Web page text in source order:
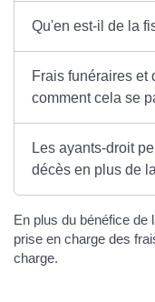
Qu'en est-il de la
Frais funéraires et
comment cela se
Les ayants-droit
décès en plus de
En plus du bénéfice de
prise en charge des
charge.